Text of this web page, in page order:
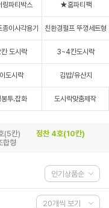
링파티박스 ★홈파티팩
이사각용기 친환경펄프 뚜껑세트형
도시락 3~4칸도시락
도시락 김밥/유산지
투.잡화 도시락맞춤제작
(5칸)
정찬 4호(10칸)
합형